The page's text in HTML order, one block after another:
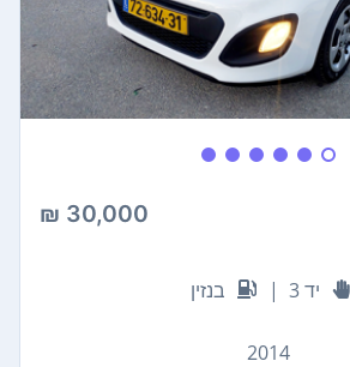
30,000 ₪
יד 3 | בנזין
2014